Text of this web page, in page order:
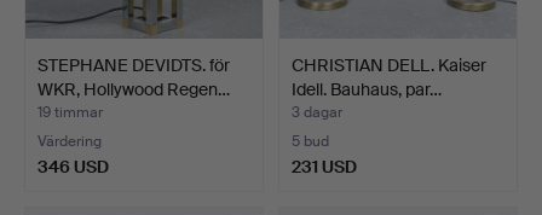
STEPHANE DEVIDTS. för
WKR, Hollywood Regen…
19 timmar
Värdering
346 USD
CHRISTIAN DELL. Kaiser
Idell. Bauhaus, par…
3 dagar
5 bud
231 USD